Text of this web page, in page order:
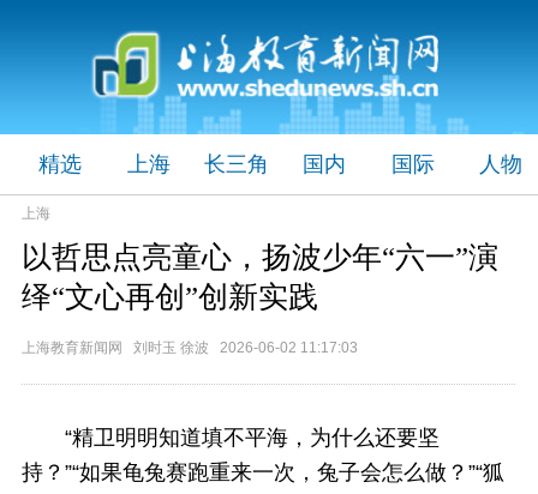
精选 上海 长三角 国内 国际 人物
上海
以哲思点亮童心，扬波少年“六一”演
绎“文心再创”创新实践
上海教育新闻网 刘时玉 徐波 2026-06-02 11:17:03
“精卫明明知道填不平海，为什么还要坚
持？”“如果龟兔赛跑重来一次，兔子会怎么做？”“狐